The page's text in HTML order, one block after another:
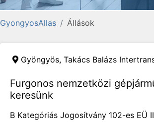
GyongyosAllas Állások
Gyöngyös, Takács Balázs
Furgonos nemzetközi
keresünk
B Kategóriás Jogosítvány 102-es EÜ